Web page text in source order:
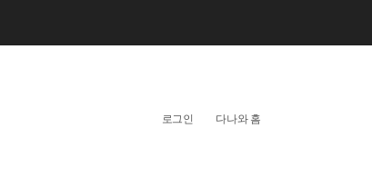
로그인 다나와 홈